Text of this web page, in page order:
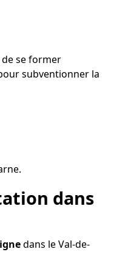
se former
subventionner la
dans
dans le Val-de-